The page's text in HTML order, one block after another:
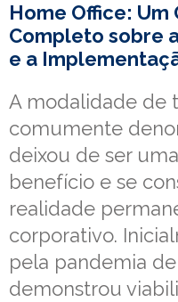
Home Office: Um
Completo sobre
e a
A modalidade de
comumente
deixou de ser
benefício e se
realidade
corporativo.
pela pandemia de
demonstrou